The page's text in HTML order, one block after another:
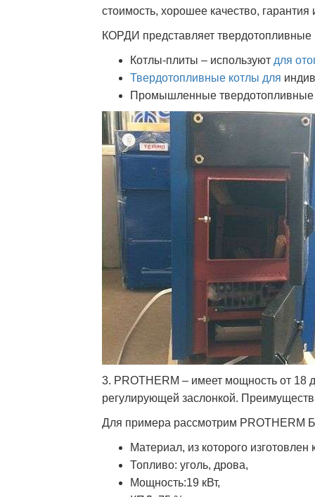
стоимость, хорошее качество,
КОРДИ представляет твердотопливные
Котлы-плиты – используют для
Твердотопливные котлы для
Промышленные твердотопливные
3. PROTHERM – имеет мощность от 18
регулирующей заслонкой.
Для примера рассмотрим PROTHERM
Материал, из которого изготовлен
Топливо: уголь, дрова,
Мощность:19 кВт,